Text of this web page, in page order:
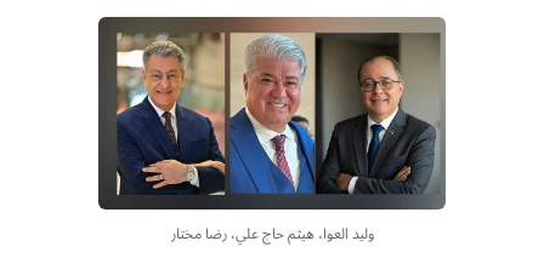
وليد العوا، هيثم حاج علي، رضا مختار